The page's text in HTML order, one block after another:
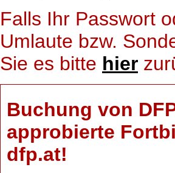
Falls Ihr Passwort
Umlaute bzw.
Sie es bitte hier
Buchung von
approbierte
dfp.at!